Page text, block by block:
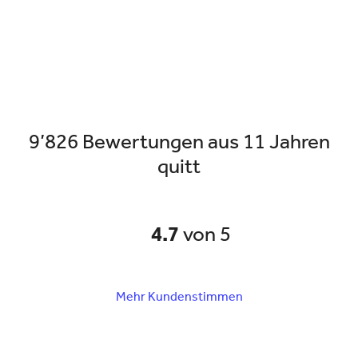
9’826 Bewertungen aus 11 Jahren
quitt
4.7von 5
Mehr Kundenstimmen